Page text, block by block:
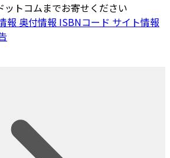
ットコムまでお寄せください
報 奥付情報 ISBNコード サイト情報